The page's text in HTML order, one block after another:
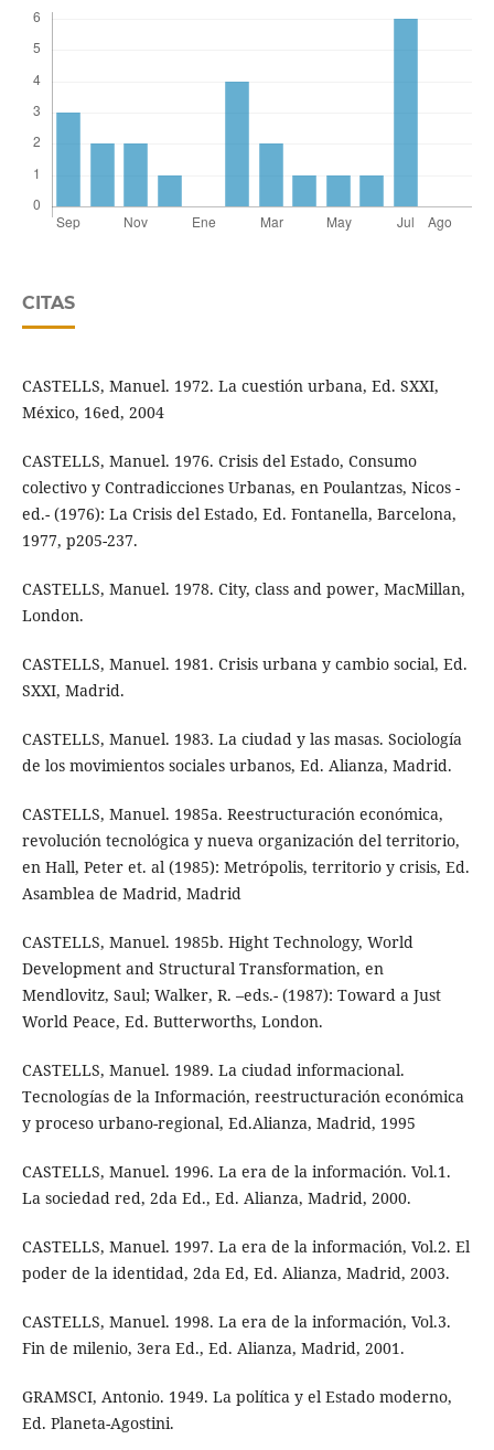
CITAS
CASTELLS, Manuel. 1972. La cuestión urbana, Ed. SXXI,
México, 16ed, 2004
CASTELLS, Manuel. 1976. Crisis del Estado, Consumo
colectivo y Contradicciones Urbanas, en Poulantzas, Nicos -
ed.- (1976): La Crisis del Estado, Ed. Fontanella, Barcelona,
1977, p205-237.
CASTELLS, Manuel. 1978. City, class and power, MacMillan,
London.
CASTELLS, Manuel. 1981. Crisis urbana y cambio social, Ed.
SXXI, Madrid.
CASTELLS, Manuel. 1983. La ciudad y las masas. Sociología
de los movimientos sociales urbanos, Ed. Alianza, Madrid.
CASTELLS, Manuel. 1985a. Reestructuración económica,
revolución tecnológica y nueva organización del territorio,
en Hall, Peter et. al (1985): Metrópolis, territorio y crisis, Ed.
Asamblea de Madrid, Madrid
CASTELLS, Manuel. 1985b. Hight Technology, World
Development and Structural Transformation, en
Mendlovitz, Saul; Walker, R. –eds.- (1987): Toward a Just
World Peace, Ed. Butterworths, London.
CASTELLS, Manuel. 1989. La ciudad informacional.
Tecnologías de la Información, reestructuración económica
y proceso urbano-regional, Ed.Alianza, Madrid, 1995
CASTELLS, Manuel. 1996. La era de la información. Vol.1.
La sociedad red, 2da Ed., Ed. Alianza, Madrid, 2000.
CASTELLS, Manuel. 1997. La era de la información, Vol.2. El
poder de la identidad, 2da Ed, Ed. Alianza, Madrid, 2003.
CASTELLS, Manuel. 1998. La era de la información, Vol.3.
Fin de milenio, 3era Ed., Ed. Alianza, Madrid, 2001.
GRAMSCI, Antonio. 1949. La política y el Estado moderno,
Ed. Planeta-Agostini.